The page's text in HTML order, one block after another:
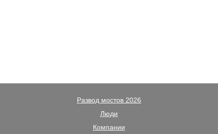
Развод мостов 2026
Люди
Компании